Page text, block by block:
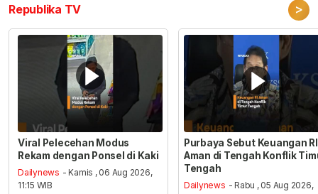
Republika TV >
Viral Pelecehan Modus
Rekam dengan Ponsel di Kaki
Dailynews - Kamis , 06 Aug 2026,
11:15 WIB
Purbaya Sebut Keuangan RI
Aman di Tengah Konflik
Tengah
Dailynews - Rabu , 05 Aug 2026,